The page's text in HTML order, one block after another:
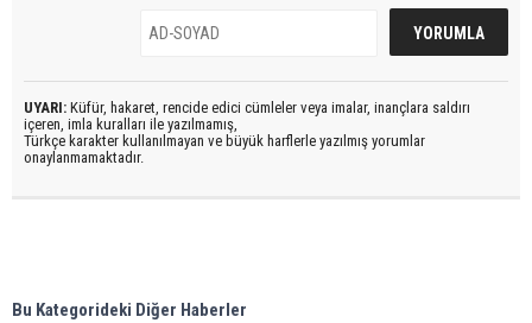
UYARI: Küfür, hakaret, rencide edici cümleler veya imalar, inançlara saldırı
içeren, imla kuralları ile yazılmamış,
Türkçe karakter kullanılmayan ve büyük harflerle yazılmış yorumlar
onaylanmamaktadır.
Bu Kategorideki Diğer Haberler